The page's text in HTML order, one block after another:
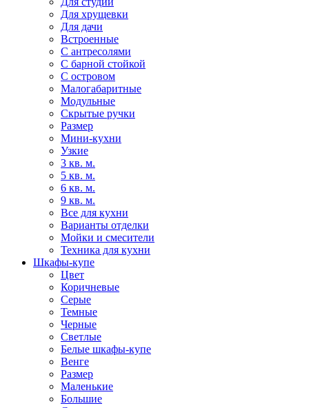
Для хрущевки
Для дачи
Встроенные
С антресолями
С барной стойкой
С островом
Малогабаритные
Модульные
Скрытые ручки
Размер
Мини-кухни
Узкие
3 кв. м.
5 кв. м.
6 кв. м.
9 кв. м.
Все для кухни
Варианты отделки
Мойки и смесители
Техника для кухни
Шкафы-купе
Цвет
Коричневые
Серые
Темные
Черные
Светлые
Белые шкафы-купе
Венге
Размер
Маленькие
Большие